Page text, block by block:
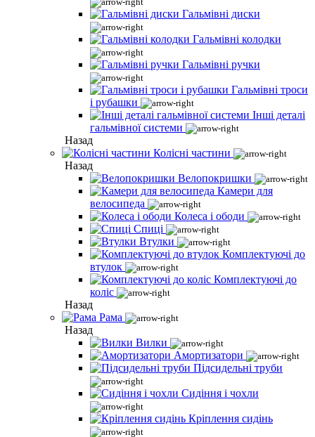
Гальмівні диски
Гальмівні колодки
Гальмівні ручки
Гальмівні троси
і рубашки
Інші деталі
гальмівної системи
Назад
Колісні частини
Назад
Велопокришки
Камери для
велосипеда
Колеса і ободи
Спиці
Втулки
Комплектуючі до
втулок
Комплектуючі до
коліс
Назад
Рама
Назад
Вилки
Амортизатори
Підсидельні труби
Сидіння і чохли
Кріплення сидінь